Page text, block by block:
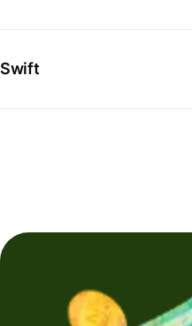
Swift